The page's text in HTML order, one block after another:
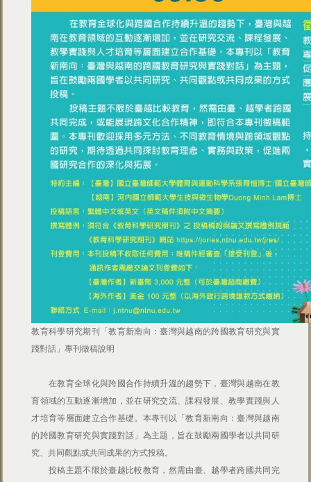
教育科學研究期刊「教育新南向：臺灣與越南的跨國教育研究與實
踐對話」專刊徵稿說明
在教育全球化與跨國合作持續升溫的趨勢下，臺灣與越南在教
育領域的互動逐漸增加，並在研究交流、課程發展、教學實踐與人
才培育等層面建立合作基礎。本專刊以「教育新南向：臺灣與越南
的跨國教育研究與實踐對話」為主題，旨在鼓勵兩國學者以共同研
究、共同觀點或共同成果的方式投稿。
投稿主題不限於臺越比較教育，然需由臺、越學者跨國共同完